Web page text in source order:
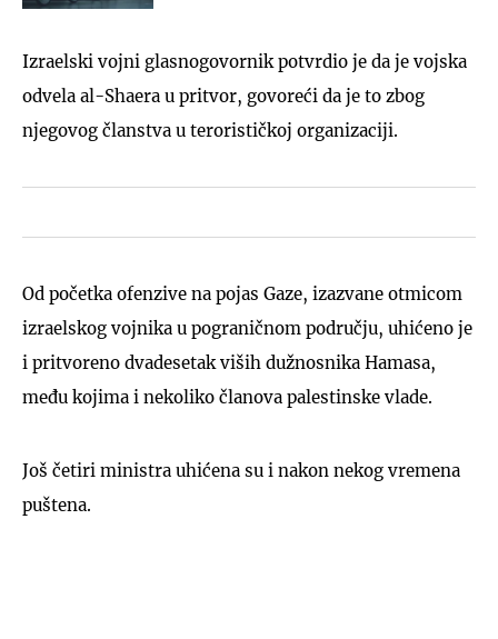
Izraelski vojni glasnogovornik potvrdio je da je vojska
odvela al-Shaera u pritvor, govoreći da je to zbog
njegovog članstva u terorističkoj organizaciji.
Od početka ofenzive na pojas Gaze, izazvane otmicom
izraelskog vojnika u pograničnom području, uhićeno je
i pritvoreno dvadesetak viših dužnosnika Hamasa,
među kojima i nekoliko članova palestinske vlade.
Još četiri ministra uhićena su i nakon nekog vremena
puštena.